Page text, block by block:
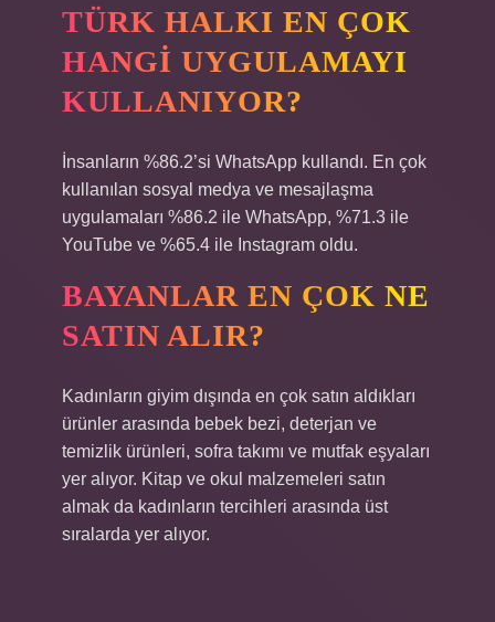
TÜRK HALKI EN ÇOK
HANGI UYGULAMAYI
KULLANIYOR?
İnsanların %86.2’si WhatsApp kullandı. En çok
kullanılan sosyal medya ve mesajlaşma
uygulamaları %86.2 ile WhatsApp, %71.3 ile
YouTube ve %65.4 ile Instagram oldu.
BAYANLAR EN ÇOK NE
SATIN ALIR?
Kadınların giyim dışında en çok satın aldıkları
ürünler arasında bebek bezi, deterjan ve
temizlik ürünleri, sofra takımı ve mutfak eşyaları
yer alıyor. Kitap ve okul malzemeleri satın
almak da kadınların tercihleri ​​arasında üst
sıralarda yer alıyor.